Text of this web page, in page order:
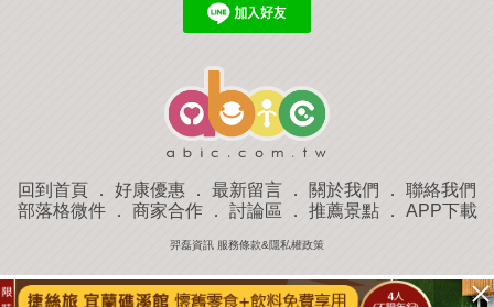
回到首頁 ． 好康優惠 ． 最新留言 ． 關於我們 ． 聯絡我們
部落格微件． 商家合作． 討論區 ． 推薦景點． APP下載
羿磊資訊 服務條款&隱私權政策